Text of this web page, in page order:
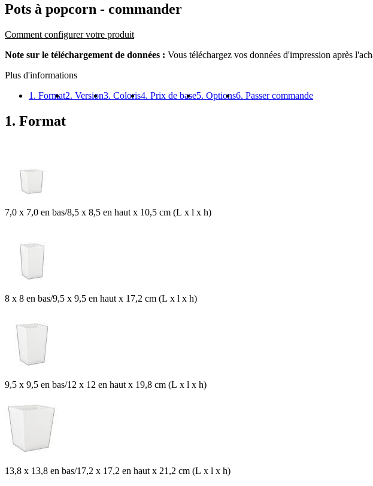
Pots à popcorn - commander
Comment configurer votre produit
Note sur le téléchargement de données : Vous téléchargez vos données d'impression après
Plus d'informations
1. Format2. Version3. Coloris4. Prix de base5. Options6. Passer commande
1. Format
7,0 x 7,0 en bas/8,5 x 8,5 en haut x 10,5 cm (L x l x h)
8 x 8 en bas/9,5 x 9,5 en haut x 17,2 cm (L x l x h)
9,5 x 9,5 en bas/12 x 12 en haut x 19,8 cm (L x l x h)
13,8 x 13,8 en bas/17,2 x 17,2 en haut x 21,2 cm (L x l x h)